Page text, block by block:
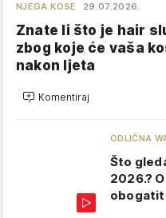
NJEGA KOSE 29.07.2026.
Znate li što je hair
zbog koje će vaša
nakon ljeta
Komentiraj
ODLIČNA
Što
2026.?